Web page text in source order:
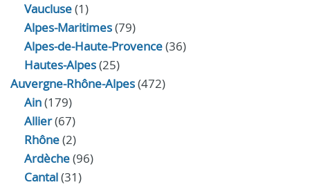
Vaucluse(1)
Alpes-Maritimes(79)
Alpes-de-Haute-Provence(36)
Hautes-Alpes(25)
Auvergne-Rhône-Alpes(472)
Ain(179)
Allier(67)
Rhône(2)
Ardèche(96)
Cantal(31)